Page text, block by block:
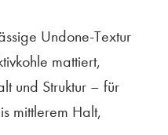
Undone-Textur
mattiert,
und Struktur – für
mittlerem Halt,